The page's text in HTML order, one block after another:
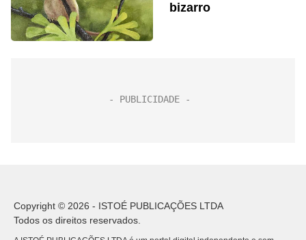
bizarro
Copyright © 2026 - ISTOÉ PUBLICAÇÕES LTDA
Todos os direitos reservados.